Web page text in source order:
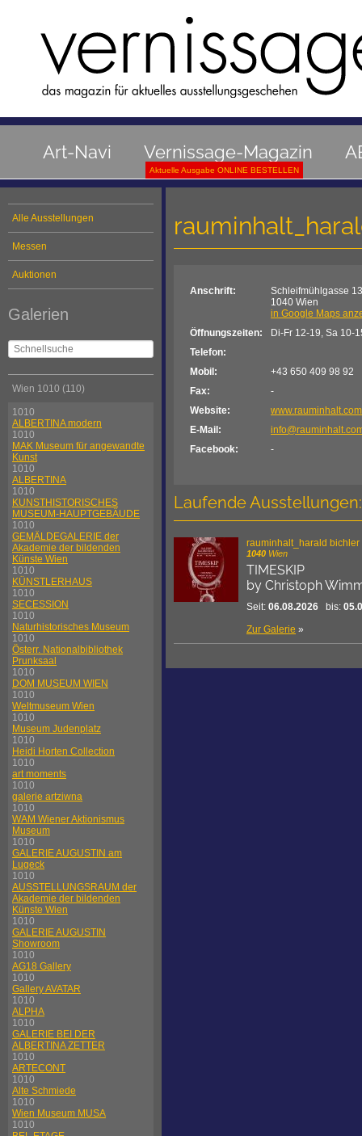
Art-Navi Vernissage-Magazin
Aktuelle Ausgabe ONLINE BESTELLEN
Alle Ausstellungen
Messen
Auktionen
Galerien
Wien 1010 (110)
1010
ALBERTINA modern
1010
MAK Museum für angewandte
Kunst
1010
ALBERTINA
1010
KUNSTHISTORISCHES
MUSEUM-HAUPTGEBÄUDE
1010
GEMÄLDEGALERIE der
Akademie der bildenden
Künste Wien
1010
KÜNSTLERHAUS
1010
SECESSION
1010
Naturhistorisches Museum
1010
Österr. Nationalbibliothek
Prunksaal
1010
DOM MUSEUM WIEN
1010
Weltmuseum Wien
1010
Museum Judenplatz
1010
Heidi Horten Collection
1010
art moments
1010
galerie artziwna
1010
WAM Wiener Aktionismus
Museum
1010
GALERIE AUGUSTIN am
Lugeck
1010
AUSSTELLUNGSRAUM der
Akademie der bildenden
Künste Wien
1010
GALERIE AUGUSTIN
Showroom
1010
AG18 Gallery
1010
Gallery AVATAR
1010
ALPHA
1010
GALERIE BEI DER
ALBERTINA ZETTER
1010
ARTECONT
1010
Alte Schmiede
1010
Wien Museum MUSA
1010
Anschrift:
Schleifmühlgasse 13
1040 Wien
in Google Maps
Öffnungszeiten:
Di-Fr 12-19, Sa 10-
Telefon:
Mobil:
+43 650 409 98 92
Fax:
-
Website:
www.rauminhalt.com
E-Mail:
Facebook:
-
Laufende Ausstellungen:
rauminhalt_harald bichler
1040 Wien
TIMESKIP
by Christoph
Seit: 06.08.2026 bis:
Zur Galerie »